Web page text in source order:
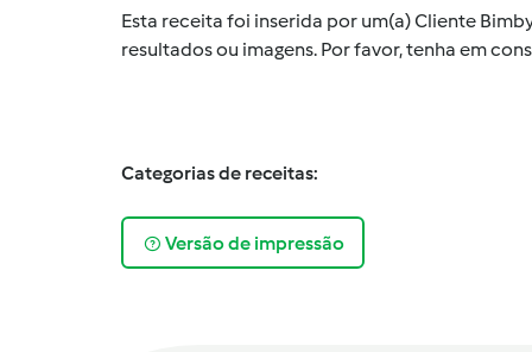
Esta receita foi inserida por um(a) Cliente
resultados ou imagens. Por favor, tenha em
Categorias de receitas:
Versão de impressão